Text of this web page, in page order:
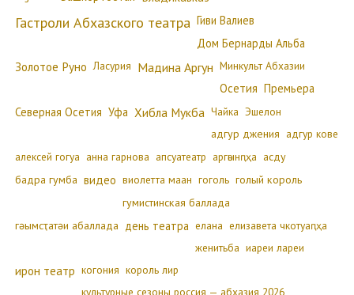
Гастроли Абхазского театра Гиви Валиев
Дом Бернарды Альба
Золотое Руно Ласурия Мадина Аргун Минкульт Абхазии
Осетия Премьера
Северная Осетия Уфа Хибла Мукба Чайка Эшелон
адгур джения адгур кове
алексей гогуа анна гарнова апсуатеатр аргәынԥҳа асду
бадра гумба видео виолетта маан гоголь голый король
гумистинская баллада
гәымсҭатәи абаллада день театра елана елизавета чкотуаԥҳа
женитьба иареи лареи
ирон театр когония король лир
культурные сезоны россия — абхазия 2026